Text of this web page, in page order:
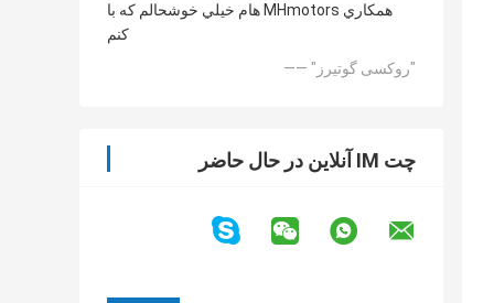
هام خيلي خوشحالم که با MHmotors همکاري
کنم
—— "روکسی گوتیرز"
چت IM آنلاین در حال حاضر